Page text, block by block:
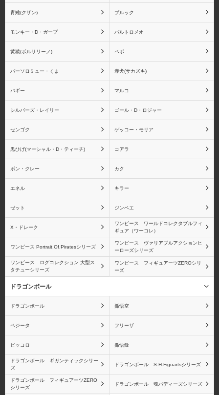
スモーカー たしぎ
ジュラキュール・ミホー
ク
ジュエリー・ボニー
ゴーイング・メリー号 ペローナ
ユースタス・キッド
青雉(クザン)
ブルック モンキー・D・ガープ
バルトロメオ 黄猿(ボルサリーノ)
青雉(クザン) ブルック
モンキー・D・ガープ バルトロメオ
黄猿(ボルサリーノ) ベポ
バーソロミュー・くま 赤犬(サカズキ)
バギー マルコ
シルバーズ・レイリー ゴール・D・ロジャー
センゴク ゲッコー・モリア
黒ひげ(マーシャル・D・ティーチ) コアラ
ボン・クレー カク
エネル キラー
ゼット ジンベエ
X・ドレーク
ワンピース ワールドコレクタブルフィ
ギュア（ワーコレ）
ワンピース Portrait.Of.Piratesシリーズ
ワンピース ヴァリアブルアクションヒ
ーローズシリーズ
ワンピース ログコレクション 大型ス
タチューシリーズ
ワンピース フィギュアーツZEROシリ
ーズ
ドラゴンボール
ドラゴンボール 孫悟空
ベジータ フリーザ
ピッコロ 孫悟飯
ドラゴンボール ギガンティックシリー
ズ
ドラゴンボール S.H.Figuartsシリーズ
ドラゴンボール フィギュアーツZERO
シリーズ
ドラゴンボール 魂バディーズシリーズ